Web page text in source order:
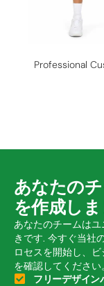
Professional
あなたの
を作成し
あなたのチームは
きです. 今すぐ当社
ロセスを開始し、
を確認してください
フリーデザイン